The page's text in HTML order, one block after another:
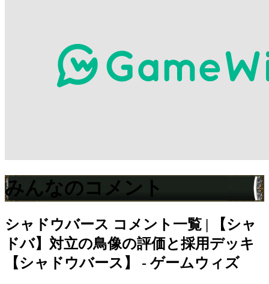
みんなのコメント
シャドウバース コメント一覧 | 【シャ
ドバ】対立の鳥像の評価と採用デッキ
【シャドウバース】 - ゲームウィズ